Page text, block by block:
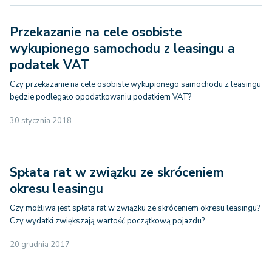
Przekazanie na cele osobiste
wykupionego samochodu z leasingu a
podatek VAT
Czy przekazanie na cele osobiste wykupionego samochodu z leasingu
będzie podlegało opodatkowaniu podatkiem VAT?
30 stycznia 2018
Spłata rat w związku ze skróceniem
okresu leasingu
Czy możliwa jest spłata rat w związku ze skróceniem okresu leasingu?
Czy wydatki zwiększają wartość początkową pojazdu?
20 grudnia 2017